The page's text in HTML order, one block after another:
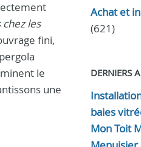
les
fini,
le
une
Achat et
(621)
DERNIERS
baies
Mon Toit